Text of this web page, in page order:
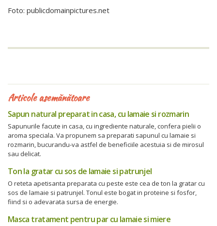
Foto: publicdomainpictures.net
Articole asemănătoare
Sapun natural preparat in casa, cu lamaie si rozmarin
Sapunurile facute in casa, cu ingrediente naturale, confera pielii o
aroma speciala. Va propunem sa preparati sapunul cu lamaie si
rozmarin, bucurandu-va astfel de beneficiile acestuia si de mirosul
sau delicat.
Ton la gratar cu sos de lamaie si patrunjel
O reteta apetisanta preparata cu peste este cea de ton la gratar cu
sos de lamaie si patrunjel. Tonul este bogat in proteine si fosfor,
fiind si o adevarata sursa de energie.
Masca tratament pentru par cu lamaie si miere